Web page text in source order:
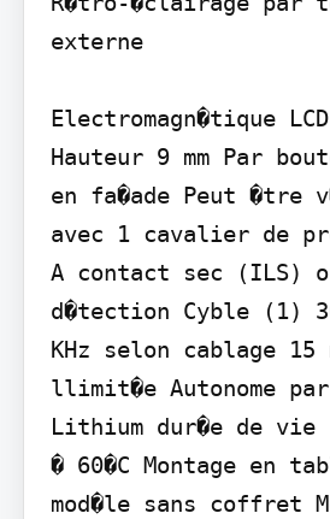
externe
Electromagn�tique
Hauteur 9 mm Par
en fa�ade Peut �tre
avec 1 cavalier de
A contact sec (ILS)
d�tection Cyble (1)
KHz selon cablage 15
llimit�e Autonome
Lithium dur�e de vie
� 60�C Montage en
mod�le sans coffret